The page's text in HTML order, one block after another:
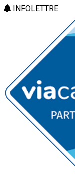
INFOLETTRE